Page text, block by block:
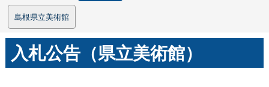
島根県立美術館
入札公告（県立美術館）